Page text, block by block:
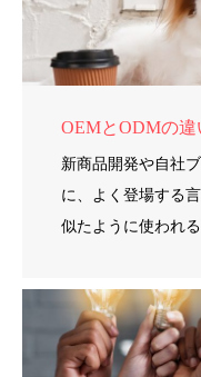
OEMとODMの違
新商品開発や自社
に、よく登場する
似たように使われ